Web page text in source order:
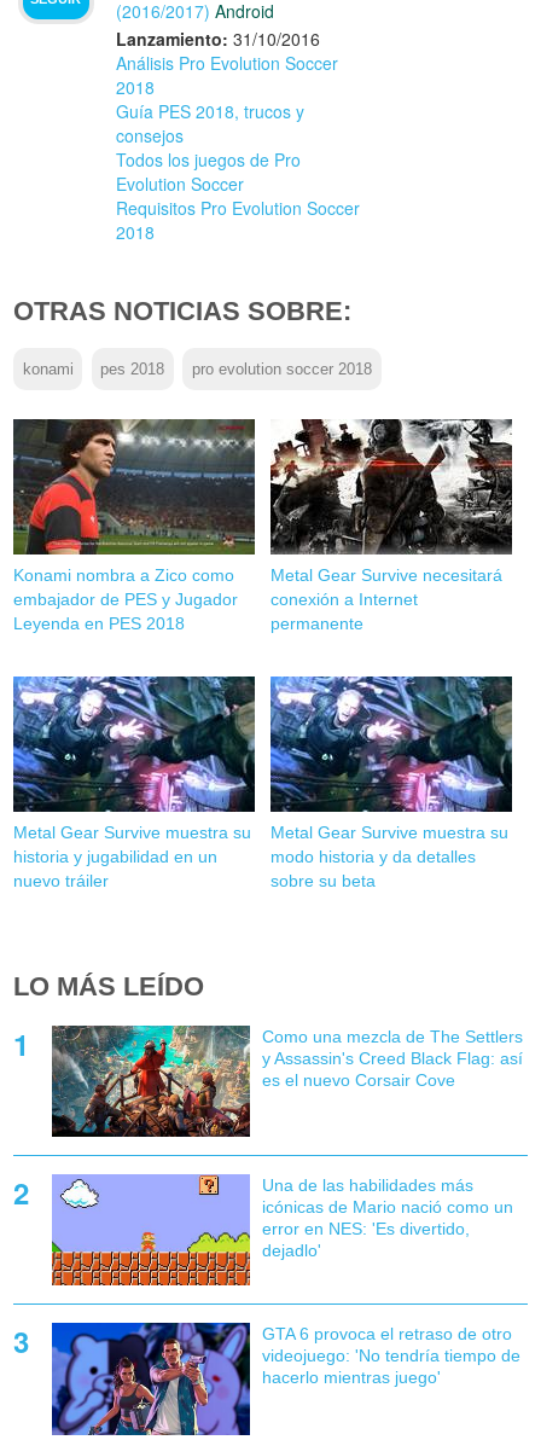
(2016/2017) Android
Lanzamiento: 31/10/2016
Análisis Pro Evolution Soccer
2018
Guía PES 2018, trucos y
consejos
Todos los juegos de Pro
Evolution Soccer
Requisitos Pro Evolution Soccer
2018
OTRAS NOTICIAS SOBRE:
konami pes 2018 pro evolution soccer 2018
Konami nombra a Zico como
embajador de PES y Jugador
Leyenda en PES 2018
Metal Gear Survive necesitará
conexión a Internet
permanente
Metal Gear Survive muestra su
historia y jugabilidad en un
nuevo tráiler
Metal Gear Survive muestra su
modo historia y da detalles
sobre su beta
LO MÁS LEÍDO
Como una mezcla de The Settlers
y Assassin's Creed Black Flag: así
es el nuevo Corsair Cove
Una de las habilidades más
icónicas de Mario nació como un
error en NES: 'Es divertido,
dejadlo'
GTA 6 provoca el retraso de otro
videojuego: 'No tendría tiempo de
hacerlo mientras juego'